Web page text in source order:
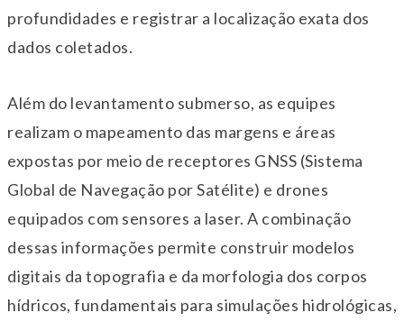
profundidades e registrar a localização exata dos
dados coletados.
Além do levantamento submerso, as equipes
realizam o mapeamento das margens e áreas
expostas por meio de receptores GNSS (Sistema
Global de Navegação por Satélite) e drones
equipados com sensores a laser. A combinação
dessas informações permite construir modelos
digitais da topografia e da morfologia dos corpos
hídricos, fundamentais para simulações hidrológicas,